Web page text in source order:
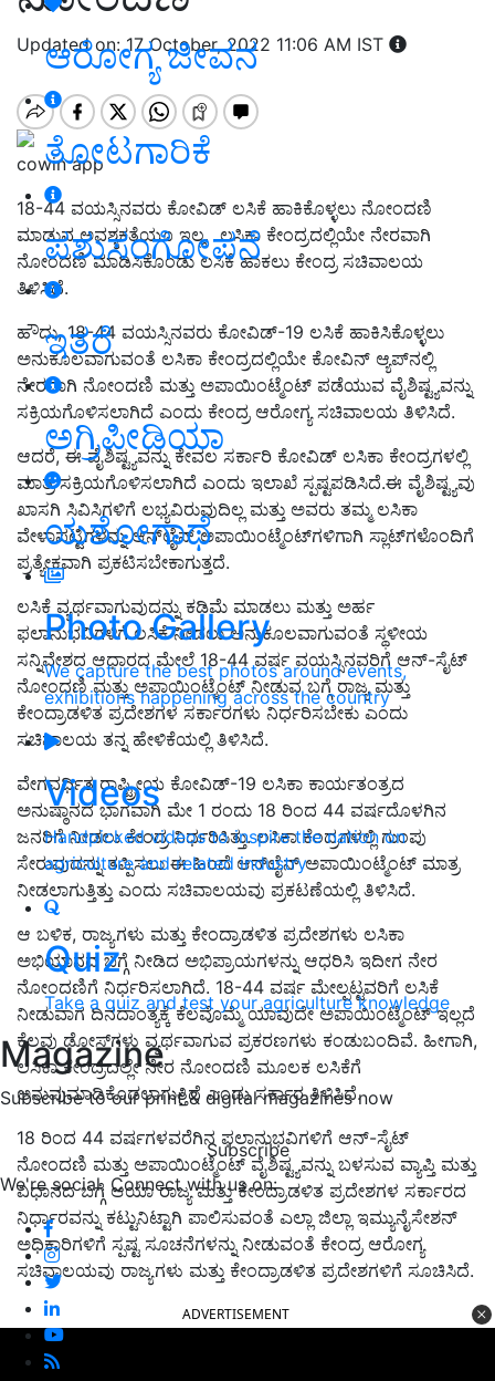
ಆರೋಗ್ಯ ಜೀವನ
ತೋಟಗಾರಿಕೆ
ಪಶುಸಂಗೋಪನೆ
ಇತರೆ
ಅಗ್ರಿಪೀಡಿಯಾ
ಯಶೋಗಾಥೆ
Photo Gallery
We capture the best photos around events,
exhibitions happening across the country
Videos
Handpicked videos to inspire the nation on
agriculture and related industry
Quiz
Take a quiz and test your agriculture knowledge
Magazine
Subscribe to our print & digital magazines now
Subscribe
We're social. Connect with us on:
Updated on: 17 October, 2022 11:06 AM IST
cowin app
18-44 ವಯಸ್ಸಿನವರು ಕೋವಿಡ್ ಲಸಿಕೆ ಹಾಕಿಕೊಳ್ಳಲು ನೋಂದಣಿ
ಮಾಡುವ ಅವಶ್ಯಕತೆಯೂ ಇಲ್ಲ. ಲಸಿಕಾ ಕೇಂದ್ರದಲ್ಲಿಯೇ ನೇರವಾಗಿ
ನೋಂದಣಿ ಮಾಡಿಸಿಕೊಂಡು ಲಸಿಕೆ ಹಾಕಲು ಕೇಂದ್ರ ಸಚಿವಾಲಯ
ತಿಳಿಸಿದೆ.
ಹೌದು, 18-44 ವಯಸ್ಸಿನವರು ಕೋವಿಡ್-19 ಲಸಿಕೆ ಹಾಕಿಸಿಕೊಳ್ಳಲು
ಅನುಕೂಲವಾಗುವಂತೆ ಲಸಿಕಾ ಕೇಂದ್ರದಲ್ಲಿಯೇ ಕೋವಿನ್ ಆ್ಯಪ್‌ನಲ್ಲಿ
ನೇರವಾಗಿ ನೋಂದಣಿ ಮತ್ತು ಅಪಾಯಿಂಟ್ಮೆಂಟ್ ಪಡೆಯುವ ವೈಶಿಷ್ಟ್ಯವನ್ನು
ಸಕ್ರಿಯಗೊಳಿಸಲಾಗಿದೆ ಎಂದು ಕೇಂದ್ರ ಆರೋಗ್ಯ ಸಚಿವಾಲಯ ತಿಳಿಸಿದೆ.
ಆದರೆ, ಈ ವೈಶಿಷ್ಟ್ಯವನ್ನು ಕೇವಲ ಸರ್ಕಾರಿ ಕೋವಿಡ್ ಲಸಿಕಾ ಕೇಂದ್ರಗಳಲ್ಲಿ
ಮಾತ್ರ ಸಕ್ರಿಯಗೊಳಿಸಲಾಗಿದೆ ಎಂದು ಇಲಾಖೆ ಸ್ಪಷ್ಟಪಡಿಸಿದೆ.ಈ ವೈಶಿಷ್ಟ್ಯವು
ಖಾಸಗಿ ಸಿವಿಸಿಗಳಿಗೆ ಲಭ್ಯವಿರುವುದಿಲ್ಲ ಮತ್ತು ಅವರು ತಮ್ಮ ಲಸಿಕಾ
ವೇಳಾಪಟ್ಟಿಗಳನ್ನು ಆನ್‌ಲೈನ್ ಅಪಾಯಿಂಟ್ಮೆಂಟ್‌ಗಳಿಗಾಗಿ ಸ್ಲಾಟ್‌ಗಳೊಂದಿಗೆ
ಪ್ರತ್ಯೇಕವಾಗಿ ಪ್ರಕಟಿಸಬೇಕಾಗುತ್ತದೆ.
ಲಸಿಕೆ ವ್ಯರ್ಥವಾಗುವುದನ್ನು ಕಡಿಮೆ ಮಾಡಲು ಮತ್ತು ಅರ್ಹ
ಫಲಾನುಭವಿಗಳಿಗೆ ಲಸಿಕೆ ನೀಡಲು ಅನುಕೂಲವಾಗುವಂತೆ ಸ್ಥಳೀಯ
ಸನ್ನಿವೇಶದ ಆಧಾರದ ಮೇಲೆ 18-44 ವರ್ಷ ವಯಸ್ಸಿನವರಿಗೆ ಆನ್-ಸೈಟ್
ನೋಂದಣಿ ಮತ್ತು ಅಪಾಯಿಂಟ್ಮೆಂಟ್ ನೀಡುವ ಬಗ್ಗೆ ರಾಜ್ಯ ಮತ್ತು
ಕೇಂದ್ರಾಡಳಿತ ಪ್ರದೇಶಗಳ ಸರ್ಕಾರಗಳು ನಿರ್ಧರಿಸಬೇಕು ಎಂದು
ಸಚಿವಾಲಯ ತನ್ನ ಹೇಳಿಕೆಯಲ್ಲಿ ತಿಳಿಸಿದೆ.
ವೇಗವರ್ಧಿತ ರಾಷ್ಟ್ರೀಯ ಕೋವಿಡ್-19 ಲಸಿಕಾ ಕಾರ್ಯತಂತ್ರದ
ಅನುಷ್ಠಾನದ ಭಾಗವಾಗಿ ಮೇ 1 ರಂದು 18 ರಿಂದ 44 ವರ್ಷದೊಳಗಿನ
ಜನರಿಗೆ ನೀಡಲು ಕೇಂದ್ರ ನಿರ್ಧರಿಸಿತ್ತು. ಲಸಿಕಾ ಕೆಂದ್ರಗಳಲ್ಲಿ ಗುಂಪು
ಸೇರುವುದನ್ನು ತಪ್ಪಿಸಲು ಈ ಹಿಂದೆ ಆನ್‌ಲೈನ್‌ ಅಪಾಯಿಂಟ್ಮೆಂಟ್ ಮಾತ್ರ
ನೀಡಲಾಗುತ್ತಿತ್ತು ಎಂದು ಸಚಿವಾಲಯವು ಪ್ರಕಟಣೆಯಲ್ಲಿ ತಿಳಿಸಿದೆ.
ಆ ಬಳಿಕ, ರಾಜ್ಯಗಳು ಮತ್ತು ಕೇಂದ್ರಾಡಳಿತ ಪ್ರದೇಶಗಳು ಲಸಿಕಾ
ಅಭಿಯಾನದ ಬಗ್ಗೆ ನೀಡಿದ ಅಭಿಪ್ರಾಯಗಳನ್ನು ಆಧರಿಸಿ ಇದೀಗ ನೇರ
ನೋಂದಣಿಗೆ ನಿರ್ಧರಿಸಲಾಗಿದೆ. 18-44 ವರ್ಷ ಮೇಲ್ಪಟ್ಟವರಿಗೆ ಲಸಿಕೆ
ನೀಡುವಾಗ ದಿನದಾಂತ್ಯಕ್ಕೆ ಕೆಲವೊಮ್ಮೆ ಯಾವುದೇ ಅಪಾಯಿಂಟ್ಮೆಂಟ್‌ ಇಲ್ಲದೆ
ಕೆಲವು ಡೋಸ್‌ಗಳು ವ್ಯರ್ಥವಾಗುವ ಪ್ರಕರಣಗಳು ಕಂಡುಬಂದಿವೆ. ಹೀಗಾಗಿ,
ಲಸಿಕಾ ಕೇಂದ್ರದಲ್ಲೇ ನೇರ ನೋಂದಣಿ ಮೂಲಕ ಲಸಿಕೆಗೆ
ಅನುವುಮಾಡಿಕೊಡಲಾಗುತ್ತಿದೆ ಎಂದು ಸರ್ಕಾರ ತಿಳಿಸಿದೆ.
18 ರಿಂದ 44 ವರ್ಷಗಳವರೆಗಿನ ಫಲಾನುಭವಿಗಳಿಗೆ ಆನ್-ಸೈಟ್
ನೋಂದಣಿ ಮತ್ತು ಅಪಾಯಿಂಟ್ಮೆಂಟ್ ವೈಶಿಷ್ಟ್ಯವನ್ನು ಬಳಸುವ ವ್ಯಾಪ್ತಿ ಮತ್ತು
ವಿಧಾನದ ಬಗ್ಗೆ ಆಯಾ ರಾಜ್ಯ ಮತ್ತು ಕೇಂದ್ರಾಡಳಿತ ಪ್ರದೇಶಗಳ ಸರ್ಕಾರದ
ನಿರ್ಧಾರವನ್ನು ಕಟ್ಟುನಿಟ್ಟಾಗಿ ಪಾಲಿಸುವಂತೆ ಎಲ್ಲಾ ಜಿಲ್ಲಾ ಇಮ್ಯುನೈಸೇಶನ್
ಅಧಿಕಾರಿಗಳಿಗೆ ಸ್ಪಷ್ಟ ಸೂಚನೆಗಳನ್ನು ನೀಡುವಂತೆ ಕೇಂದ್ರ ಆರೋಗ್ಯ
ಸಚಿವಾಲಯವು ರಾಜ್ಯಗಳು ಮತ್ತು ಕೇಂದ್ರಾಡಳಿತ ಪ್ರದೇಶಗಳಿಗೆ ಸೂಚಿಸಿದೆ.
ADVERTISEMENT